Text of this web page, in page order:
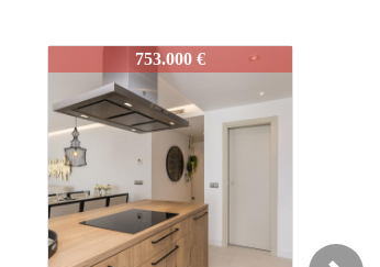
IDEPSOAA699.500 €